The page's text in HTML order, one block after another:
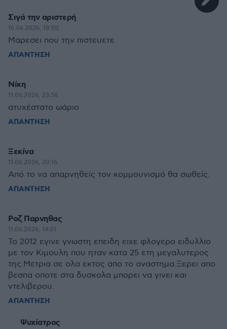
Σιγά την αριστερή
16.06.2026, 18:00
Μαρεσει που την πιστευετε
ΑΠΑΝΤΗΣΗ
Νίκη
11.06.2026, 23:58
ατυχέστατο ωάριο
ΑΠΑΝΤΗΣΗ
Ξεκίνα
11.06.2026, 20:16
Από το να απαρνηθείς τον κομμουνισμό θα σωθείς.
ΑΠΑΝΤΗΣΗ
Ροζ Παρνηθας
11.06.2026, 14:01
Το 2012 εγινε γνωστη επειδη ειχε φλογερο ειδυλλιο
με τον Κιμουλη που ηταν κατα 25 ετη μεγαλυτερος
της.Μετρια σε ολα εκτος απο το αναστημα.Ξερει απο
βεσπα οποτε στα δυσκολα μπορει να γινει και
ντελιβερου.
ΑΠΑΝΤΗΣΗ
Ψυχίατρος